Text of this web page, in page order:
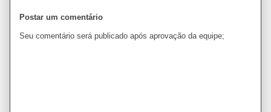
Postar um comentário
Seu comentário será publicado após aprovação da equipe;